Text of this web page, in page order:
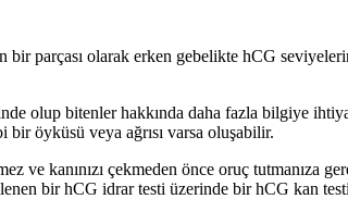
bir parçası olarak erken gebelikte hCG
olup bitenler hakkında daha fazla bilgiye
öyküsü veya ağrısı varsa oluşabilir.
ve kanınızı çekmeden önce oruç tutmanıza
bir hCG idrar testi üzerinde bir hCG kan